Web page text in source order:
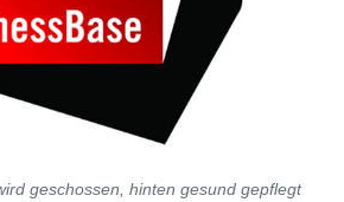
geschossen, hinten gesund gepflegt